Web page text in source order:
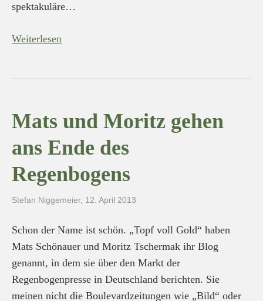
spektakuläre…
Weiterlesen
Mats und Moritz gehen
ans Ende des
Regenbogens
Stefan Niggemeier, 12. April 2013
Schon der Name ist schön. „Topf voll Gold“ haben
Mats Schönauer und Moritz Tschermak ihr Blog
genannt, in dem sie über den Markt der
Regenbogenpresse in Deutschland berichten. Sie
meinen nicht die Boulevardzeitungen wie „Bild“ oder